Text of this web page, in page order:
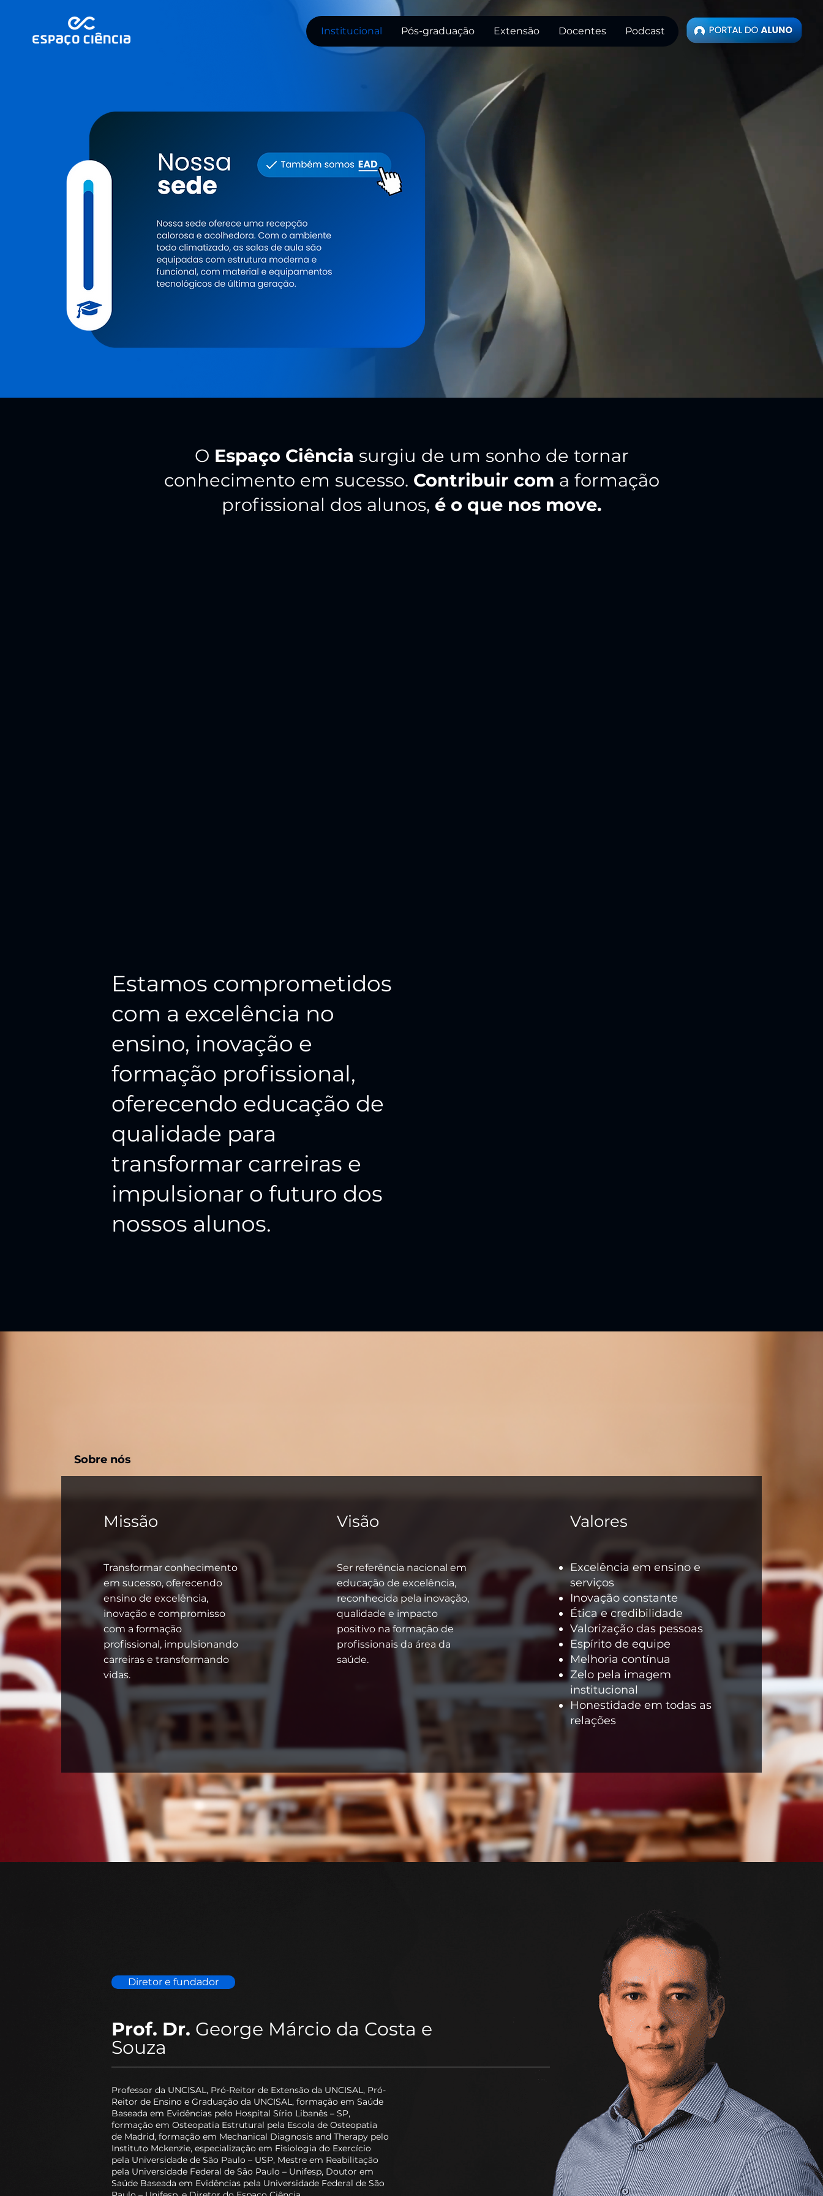
Institucional Pós-graduação Extensão Docentes Podcast
O Espaço Ciência surgiu de um sonho de tornar
conhecimento em sucesso. Contribuir com a formação
profissional dos alunos, é o que nos move.
Estamos comprometidos
com a excelência no
ensino, inovação e
formação profissional,
oferecendo educação de
qualidade para
transformar carreiras e
impulsionar o futuro dos
nossos alunos.
Sobre nós
Missão
Transformar conhecimento
em sucesso, oferecendo
ensino de excelência,
inovação e compromisso
com a formação
profissional, impulsionando
carreiras e transformando
vidas.
Visão
Ser referência nacional em
educação de excelência,
reconhecida pela inovação,
qualidade e impacto
positivo na formação de
profissionais da área da
saúde.
Valores
Excelência em ensino e
serviços
Inovação constante
Ética e credibilidade
Valorização das pessoas
Espírito de equipe
Melhoria contínua
Zelo pela imagem
institucional
Honestidade em todas as
relações
Diretor e fundador
Prof. Dr. George Márcio da Costa e
Souza
Professor da UNCISAL, Pró-Reitor de Extensão da UNCISAL, Pró-
Reitor de Ensino e Graduação da UNCISAL, formação em Saúde
Baseada em Evidências pelo Hospital Sírio Libanês – SP,
formação em Osteopatia Estrutural pela Escola de Osteopatia
de Madrid, formação em Mechanical Diagnosis and Therapy pelo
Instituto Mckenzie, especialização em Fisiologia do Exercício
pela Universidade de São Paulo – USP, Mestre em Reabilitação
pela Universidade Federal de São Paulo – Unifesp, Doutor em
Saúde Baseada em Evidências pela Universidade Federal de São